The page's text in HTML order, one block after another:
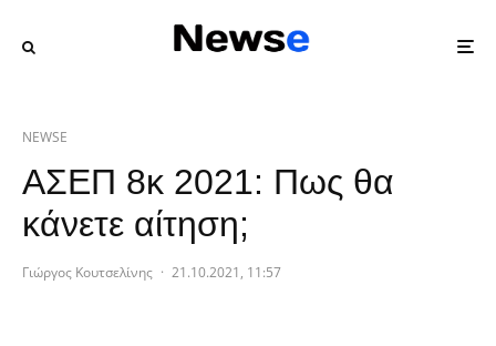
NEWSE
ΑΣΕΠ 8κ 2021: Πως θα
κάνετε αίτηση;
Γιώργος Κουτσελίνης · 21.10.2021, 11:57